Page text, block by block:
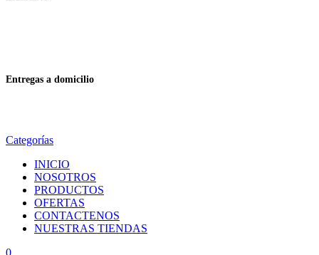
Entregas a domicilio
Categorías
INICIO
NOSOTROS
PRODUCTOS
OFERTAS
CONTACTENOS
NUESTRAS TIENDAS